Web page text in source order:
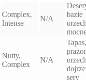
Complex,
Intense
N/A
bazie
Nutty,
Complex
N/A
Tapas,
sery